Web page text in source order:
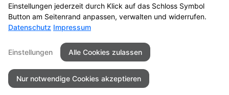
Seitenübersicht Kontakt
Impressum
Datenschutz
Barrierefreiheit
© 2026 Neue Apotheke
Einstellungen jederzeit durch Klick auf das Schloss Symbol
Button am Seitenrand anpassen, verwalten und widerrufen.
Datenschutz Impressum
Einstellungen Alle Cookies zulassen
Nur notwendige Cookies akzeptieren